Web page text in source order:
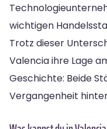
wichtigen
Trotz dieser
Valencia ihre Lage
Geschichte: Beide
Vergangenheit